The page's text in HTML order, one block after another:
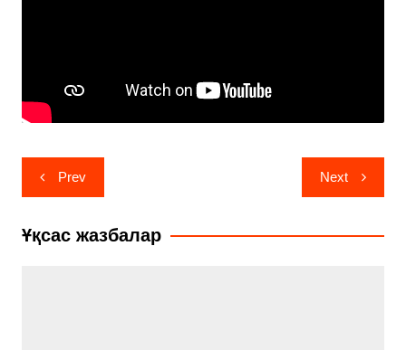
Навигация
по
записям
Prev Next
Ұқсас жазбалар